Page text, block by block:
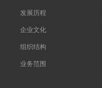
发展历程
企业文化
组织结构
业务范围